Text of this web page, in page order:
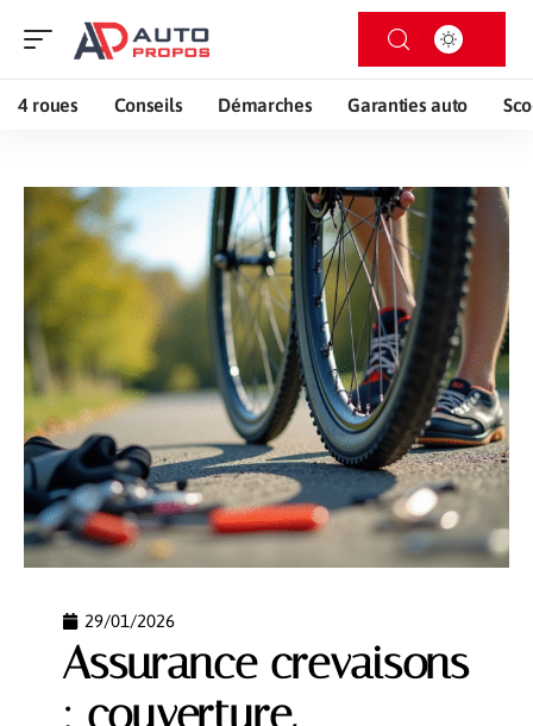
4 roues Conseils Démarches Garanties auto
29/01/2026
Assurance crevaisons
: couverture,